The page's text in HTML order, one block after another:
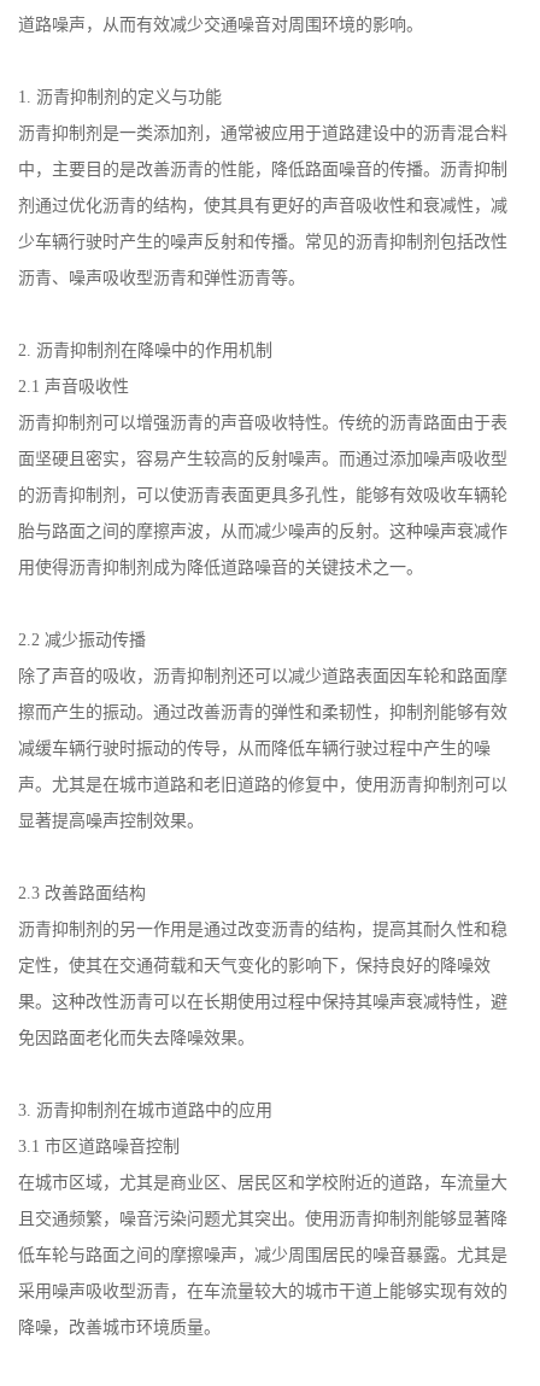
道路噪声，从而有效减少交通噪音对周围环境的影响。
1. 沥青抑制剂的定义与功能
沥青抑制剂是一类添加剂，通常被应用于道路建设中的沥青混合料
中，主要目的是改善沥青的性能，降低路面噪音的传播。沥青抑制
剂通过优化沥青的结构，使其具有更好的声音吸收性和衰减性，减
少车辆行驶时产生的噪声反射和传播。常见的沥青抑制剂包括改性
沥青、噪声吸收型沥青和弹性沥青等。
2. 沥青抑制剂在降噪中的作用机制
2.1 声音吸收性
沥青抑制剂可以增强沥青的声音吸收特性。传统的沥青路面由于表
面坚硬且密实，容易产生较高的反射噪声。而通过添加噪声吸收型
的沥青抑制剂，可以使沥青表面更具多孔性，能够有效吸收车辆轮
胎与路面之间的摩擦声波，从而减少噪声的反射。这种噪声衰减作
用使得沥青抑制剂成为降低道路噪音的关键技术之一。
2.2 减少振动传播
除了声音的吸收，沥青抑制剂还可以减少道路表面因车轮和路面摩
擦而产生的振动。通过改善沥青的弹性和柔韧性，抑制剂能够有效
减缓车辆行驶时振动的传导，从而降低车辆行驶过程中产生的噪
声。尤其是在城市道路和老旧道路的修复中，使用沥青抑制剂可以
显著提高噪声控制效果。
2.3 改善路面结构
沥青抑制剂的另一作用是通过改变沥青的结构，提高其耐久性和稳
定性，使其在交通荷载和天气变化的影响下，保持良好的降噪效
果。这种改性沥青可以在长期使用过程中保持其噪声衰减特性，避
免因路面老化而失去降噪效果。
3. 沥青抑制剂在城市道路中的应用
3.1 市区道路噪音控制
在城市区域，尤其是商业区、居民区和学校附近的道路，车流量大
且交通频繁，噪音污染问题尤其突出。使用沥青抑制剂能够显著降
低车轮与路面之间的摩擦噪声，减少周围居民的噪音暴露。尤其是
采用噪声吸收型沥青，在车流量较大的城市干道上能够实现有效的
降噪，改善城市环境质量。